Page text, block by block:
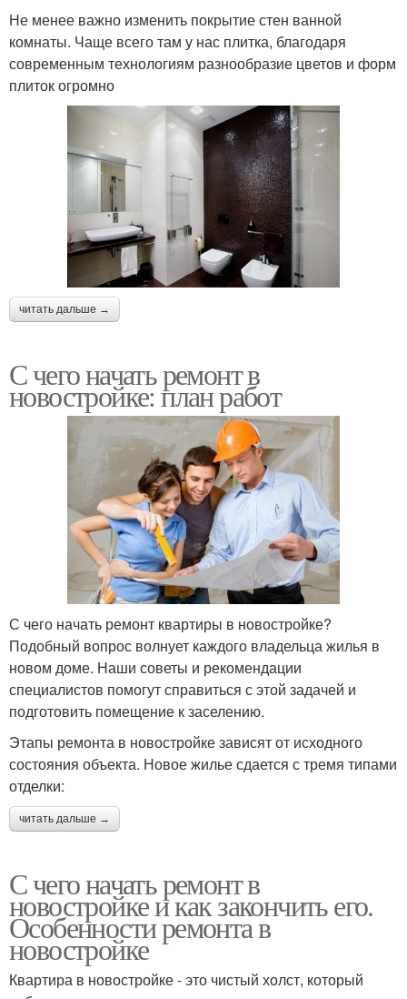
Не менее важно изменить покрытие стен ванной
комнаты. Чаще всего там у нас плитка, благодаря
современным технологиям разнообразие цветов и форм
плиток огромно
читать дальше →
С чего начать ремонт в
новостройке: план работ
С чего начать ремонт квартиры в новостройке?
Подобный вопрос волнует каждого владельца жилья в
новом доме. Наши советы и рекомендации
специалистов помогут справиться с этой задачей и
подготовить помещение к заселению.
Этапы ремонта в новостройке зависят от исходного
состояния объекта. Новое жилье сдается с тремя типами
отделки:
читать дальше →
С чего начать ремонт в
новостройке и как закончить его.
Особенности ремонта в
новостройке
Квартира в новостройке - это чистый холст, который